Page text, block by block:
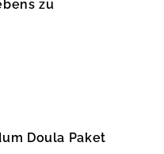
zu
Doula Paket